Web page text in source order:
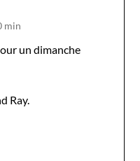
min
un dimanche
Ray.